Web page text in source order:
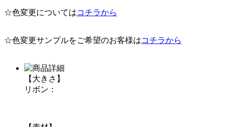
☆色変更についてはコチラから
☆色変更サンプルをご希望のお客様はコチラから
【大きさ】
リボン：